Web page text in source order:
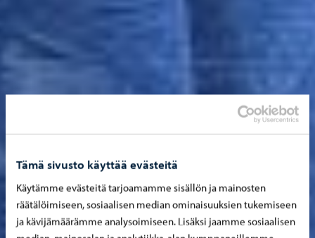
Tämä sivusto käyttää evästeitä
Käytämme evästeitä tarjoamamme sisällön ja mainosten
räätälöimiseen, sosiaalisen median ominaisuuksien tukemiseen
ja kävijämäärämme analysoimiseen. Lisäksi jaamme sosiaalisen